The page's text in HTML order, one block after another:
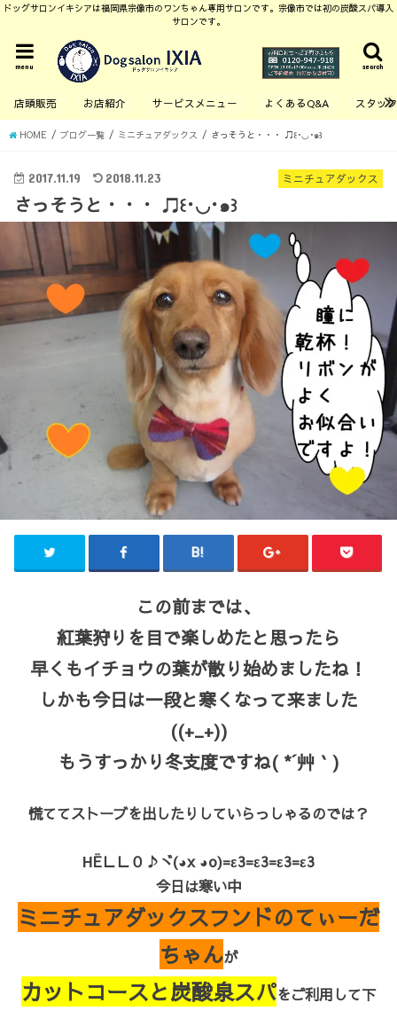
ドッグサロンイキシアは福岡県宗像市のワンちゃん専用サロンです。宗像市では初の炭酸スパ導入
サロンです。
search
menu
店頭販売 お店紹介 サービスメニュー よくあるQ&A スタッ
HOME ブログ一覧 ミニチュアダックス さっそうと・・・ ♫꒰･◡･๑꒱
ミニチュアダックス
2017.11.19 2018.11.23
さっそうと・・・ ♫꒰･◡･๑꒱
この前までは、
紅葉狩りを目で楽しめたと思ったら
早くもイチョウの葉が散り始めましたね！
しかも今日は一段と寒くなって来ました
((+_+))
もうすっかり冬支度ですね( *´艸｀)
慌ててストーブを出したりしていらっしゃるのでは？
ΗЁＬＬ０♪ヾ(◕x ◕o)=ε3=ε3=ε3=ε3
今日は寒い中
ミニチュアダックスフンドのてぃーだ
ちゃんが
カットコースと炭酸泉スパをご利用して下